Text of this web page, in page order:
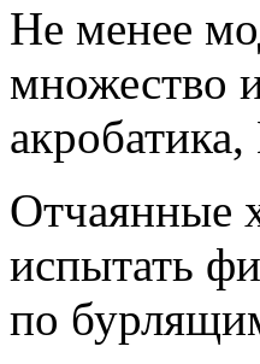
Не менее
множество
Отчаянные
испытать
по